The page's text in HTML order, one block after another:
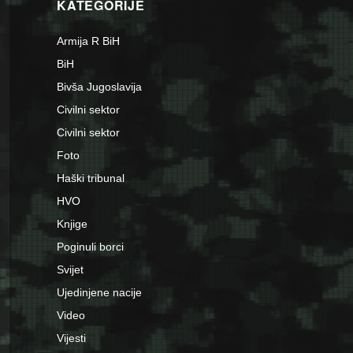
KATEGORIJE
Armija R BiH
BiH
Bivša Jugoslavija
Civilni sektor
Civilni sektor
Foto
Haški tribunal
HVO
Knjige
Poginuli borci
Svijet
Ujedinjene nacije
Video
Vijesti